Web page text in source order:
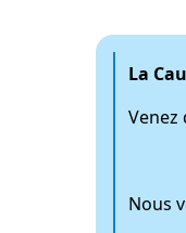
La
Venez
Nous